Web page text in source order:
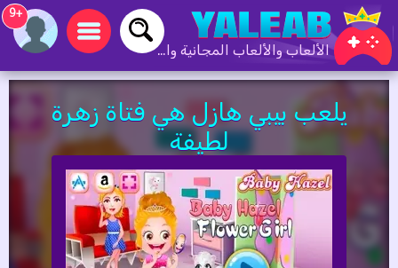
الألعاب والألعاب المجانية والألعاب عبر الإنترنت
+9
يلعب بيبي هازل هي فتاة زهرة
لطيفة